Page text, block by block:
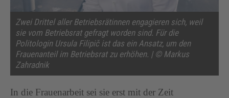
Zwei Drittel aller Betriebsrätinnen engagieren sich, weil
sie vom Betriebsrat gefragt worden sind. Für die
Politologin Ursula Filipič ist das ein Ansatz, um den
Frauenanteil im Betriebsrat zu erhöhen. | © Markus
Zahradnik
In die Frauenarbeit sei sie erst mit der Zeit